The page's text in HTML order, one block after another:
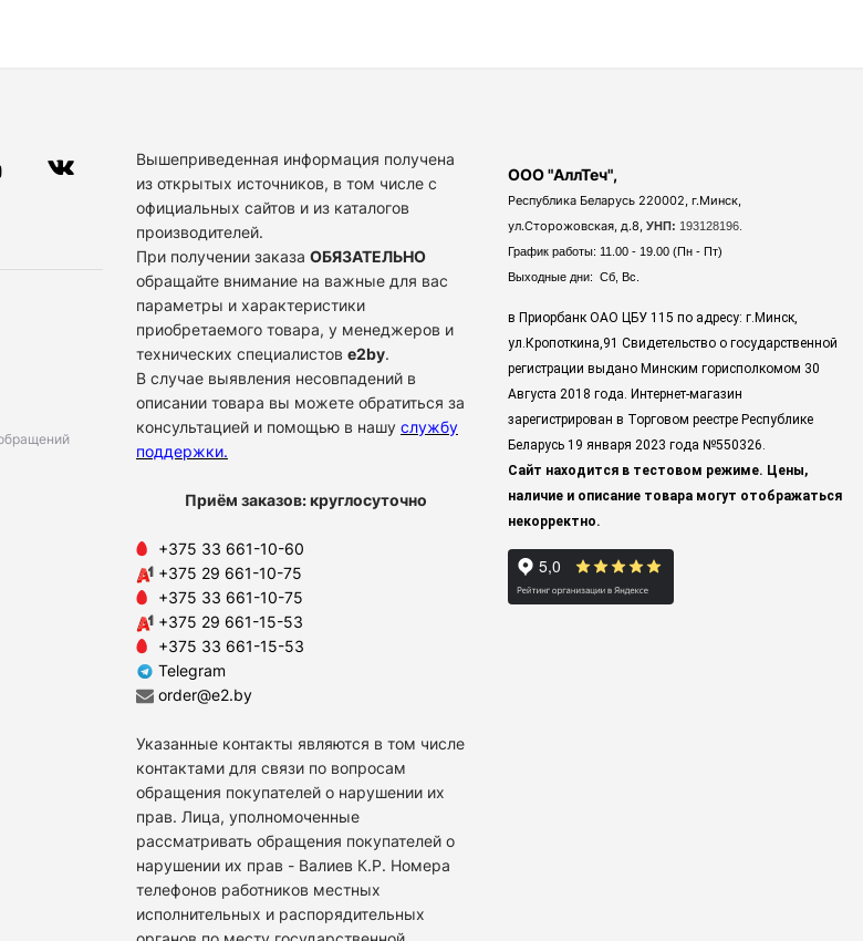
Вышеприведенная информация получена
из открытых источников, в том числе с
официальных сайтов и из каталогов
производителей.
При получении заказа ОБЯЗАТЕЛЬНО
обращайте внимание на важные для вас
параметры и характеристики
приобретаемого товара, у менеджеров и
технических специалистов e2by.
В случае выявления несовпадений в
описании товара вы можете обратиться за
консультацией и помощью в нашу службу
поддержки.
Приём заказов: круглосуточно
+375 33 661-10-60
+375 29 661-10-75
+375 33 661-10-75
+375 29 661-15-53
+375 33 661-15-53
Telegram
order@e2.by
Указанные контакты являются в том числе
контактами для связи по вопросам
обращения покупателей о нарушении их
прав. Лица, уполномоченные
рассматривать обращения покупателей о
нарушении их прав - Валиев К.Р. Номера
телефонов работников местных
исполнительных и распорядительных
ООО "АллТеч",
Республика Беларусь 220002, г.Минск,
ул.Сторожовская, д.8, УНП: 193128196.
График работы: 11.00 - 19.00 (Пн - Пт)
Выходные дни: Сб, Вс.
в Приорбанк ОАО ЦБУ 115 по адресу: г.Минск,
ул.Кропоткина,91 Свидетельство о государственной
регистрации выдано Минским горисполкомом 30
Августа 2018 года. Интернет-магазин
зарегистрирован в Торговом реестре Республике
Беларусь 19 января 2023 года №550326.
Сайт находится в тестовом режиме. Цены,
наличие и описание товара могут отображаться
некорректно.